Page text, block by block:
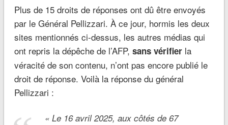
Plus de 15 droits de réponses ont dû être envoyés
par le Général Pellizzari. À ce jour, hormis les deux
sites mentionnés ci-dessus, les autres médias qui
ont repris la dépêche de l’AFP, sans vérifierla
véracité de son contenu, n’ont pas encore publié le
droit de réponse. Voilà la réponse du général
Pellizzari :
« Le 16 avril 2025, aux côtés de 67